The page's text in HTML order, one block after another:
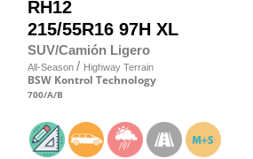
RH12
215/55R16 97H XL
SUV/Camión Ligero
All-Season / Highway Terrain
BSW Kontrol Technology
700/A/B